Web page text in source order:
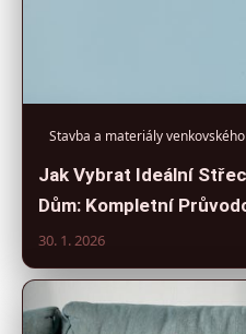
Stavba a materiály
Jak Vybrat Ideální
Dům: Kompletní
30. 1. 2026